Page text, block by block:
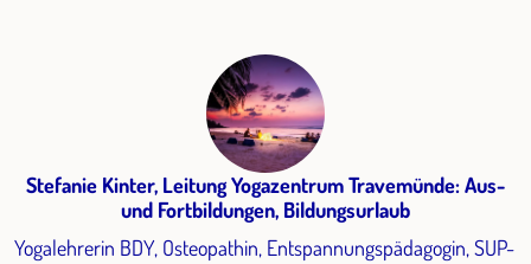
Stefanie Kinter, Leitung Yogazentrum Travemünde: Aus-
und Fortbildungen, Bildungsurlaub
Yogalehrerin BDY, Osteopathin, Entspannungspädagogin, SUP-